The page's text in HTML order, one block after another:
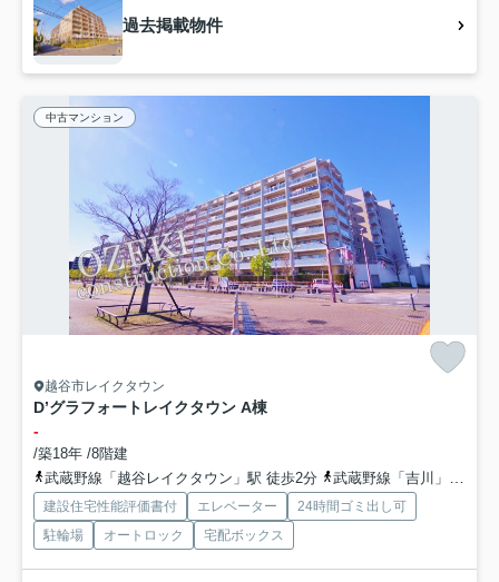
過去掲載物件
中古マンション
越谷市レイクタウン
D’グラフォートレイクタウン A棟
-
/築18年 /8階建
武蔵野線「越谷レイクタウン」駅 徒歩2分
武蔵野線「吉川」駅 徒歩33分
建設住宅性能評価書付 エレベーター
24時間ゴミ出し可
駐輪場
オートロック 宅配ボックス